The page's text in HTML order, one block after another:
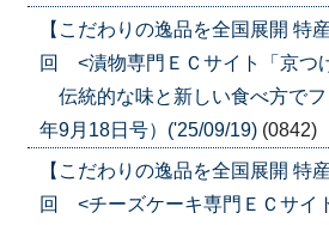
【こだわりの逸品を全国展開 特
回 <漬物専門ＥＣサイト「京
伝統的な味と新しい食べ方で
年9月18日号）('25/09/19) (0842)
【こだわりの逸品を全国展開 特
回 <チーズケーキ専門ＥＣサイ